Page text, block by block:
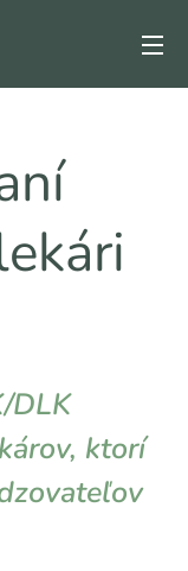
DLK
ktorí